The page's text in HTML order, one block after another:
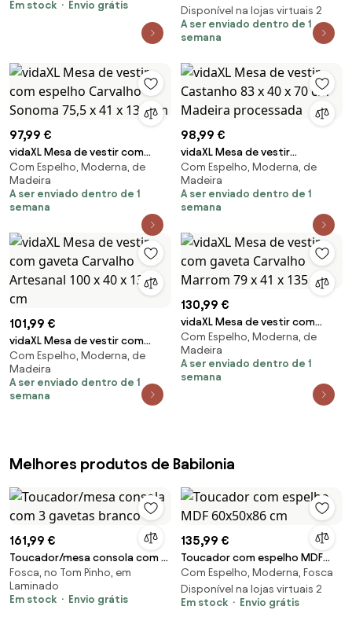
Em stock Envio grátis
cinzento
Disponível na lojas virtuais 2
A ser enviado dentro de 1
semana
97,99 €
vidaXL Mesa de vestir com
espelho Carvalho Sonoma 75,5
x 41 x 135 cm
Com Espelho, Moderna, de
Madeira
A ser enviado dentro de 1
semana
98,99 €
vidaXL Mesa de vestir
Castanho 83 x 40 x 70 cm
Madeira processada
Com Espelho, Moderna, de
Madeira
A ser enviado dentro de 1
semana
101,99 €
vidaXL Mesa de vestir com
gaveta Carvalho Artesanal 100
x 40 x 130 cm
Com Espelho, Moderna, de
Madeira
A ser enviado dentro de 1
semana
130,99 €
vidaXL Mesa de vestir com
gaveta Carvalho Marrom 79 x
41 x 135 cm
Com Espelho, Moderna, de
Madeira
A ser enviado dentro de 1
semana
Melhores produtos de Babilonia
161,99 €
Toucador/mesa consola com 3
gavetas branco
Fosca, no Tom Pinho, em
Laminado
Em stock
Envio grátis
135,99 €
Toucador com espelho MDF
60x50x86 cm
Com Espelho, Moderna, Fosca
Disponível na lojas virtuais 2
Em stock
Envio grátis